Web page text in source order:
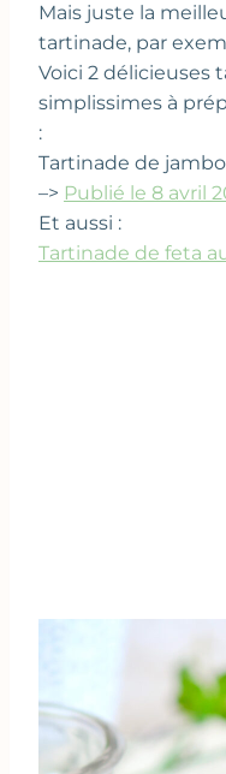
Mais juste la
tartinade, par
Voici 2 délicieuses
simplissimes à
:
Tartinade de
–> Publié le 8 avril
Et aussi :
Tartinade de feta